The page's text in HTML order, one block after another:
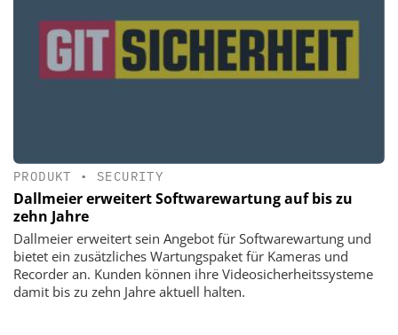
PRODUKT • SECURITY
Dallmeier erweitert Softwarewartung auf bis zu
zehn Jahre
Dallmeier erweitert sein Angebot für Softwarewartung und
bietet ein zusätzliches Wartungspaket für Kameras und
Recorder an. Kunden können ihre Videosicherheitssysteme
damit bis zu zehn Jahre aktuell halten.